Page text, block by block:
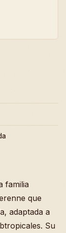
familia
que
adaptada a
Su